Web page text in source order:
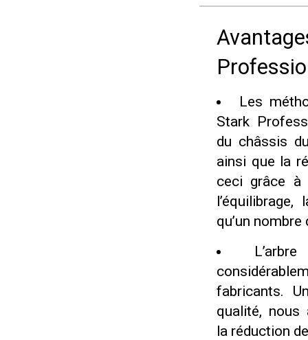
Les
Stark
du châssis
ainsi que la
ceci grâce à
qu’un
fabricants.
qualité, nous
la réduction